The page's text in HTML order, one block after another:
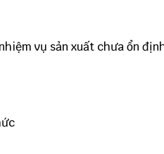
vụ sản xuất chưa ổn